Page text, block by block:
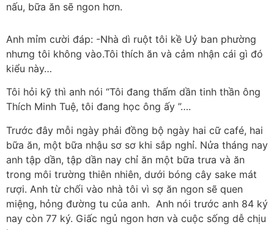
nấu, bữa ăn sẽ ngon hơn.
Anh mỉm cười đáp: -Nhà dì ruột tôi kề Uỷ ban phường
nhưng tôi không vào.Tôi thích ăn và cảm nhận cái gì đó
kiểu này…
Tôi hỏi kỹ thì anh nói “Tôi đang thấm dần tinh thần ông
Thích Minh Tuệ, tôi đang học ông ấy ”….
Trước đây mỗi ngày phải đồng bộ ngày hai cữ café, hai
bữa ăn, một bữa nhậu sơ sơ khi sắp nghỉ. Nửa tháng nay
anh tập dần, tập dần nay chỉ ăn một bữa trưa và ăn
trong môi trường thiên nhiên, dưới bóng cây sake mát
rượi. Anh từ chối vào nhà tôi vì sợ ăn ngon sẽ quen
miệng, hỏng đường tu của anh. Anh nói trước anh 84 ký
nay còn 77 ký. Giấc ngủ ngon hơn và cuộc sống dễ chịu